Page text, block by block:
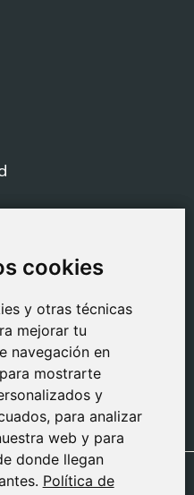
cookies
y otras técnicas
mejorar tu
navegación en
mostrarte
y
para analizar
web y para
donde llegan
Política de
cookies
y otras técnicas
mejorar tu
navegación en
mostrarte
y
para analizar
web y para
donde llegan
Política de
Colmenar Viejo,